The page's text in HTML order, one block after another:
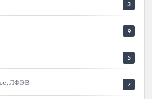
3
9
5
ЛФЭВ 7